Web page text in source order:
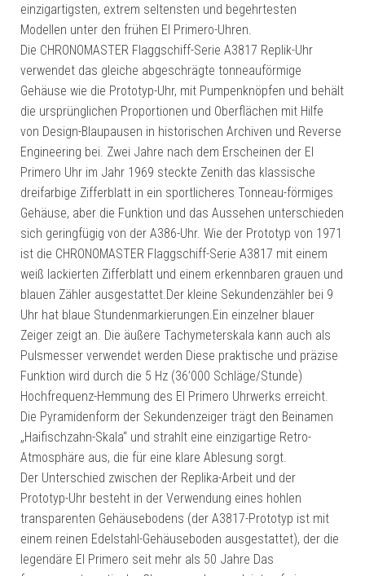
einzigartigsten, extrem seltensten und begehrtesten
Modellen unter den frühen El Primero-Uhren.
Die CHRONOMASTER Flaggschiff-Serie A3817 Replik-Uhr
verwendet das gleiche abgeschrägte tonneauförmige
Gehäuse wie die Prototyp-Uhr, mit Pumpenknöpfen und behält
die ursprünglichen Proportionen und Oberflächen mit Hilfe
von Design-Blaupausen in historischen Archiven und Reverse
Engineering bei. Zwei Jahre nach dem Erscheinen der El
Primero Uhr im Jahr 1969 steckte Zenith das klassische
dreifarbige Zifferblatt in ein sportlicheres Tonneau-förmiges
Gehäuse, aber die Funktion und das Aussehen unterschieden
sich geringfügig von der A386-Uhr. Wie der Prototyp von 1971
ist die CHRONOMASTER Flaggschiff-Serie A3817 mit einem
weiß lackierten Zifferblatt und einem erkennbaren grauen und
blauen Zähler ausgestattet.Der kleine Sekundenzähler bei 9
Uhr hat blaue Stundenmarkierungen.Ein einzelner blauer
Zeiger zeigt an. Die äußere Tachymeterskala kann auch als
Pulsmesser verwendet werden Diese praktische und präzise
Funktion wird durch die 5 Hz (36’000 Schläge/Stunde)
Hochfrequenz-Hemmung des El Primero Uhrwerks erreicht.
Die Pyramidenform der Sekundenzeiger trägt den Beinamen
„Haifischzahn-Skala“ und strahlt eine einzigartige Retro-
Atmosphäre aus, die für eine klare Ablesung sorgt.
Der Unterschied zwischen der Replika-Arbeit und der
Prototyp-Uhr besteht in der Verwendung eines hohlen
transparenten Gehäusebodens (der A3817-Prototyp ist mit
einem reinen Edelstahl-Gehäuseboden ausgestattet), der die
legendäre El Primero seit mehr als 50 Jahre Das